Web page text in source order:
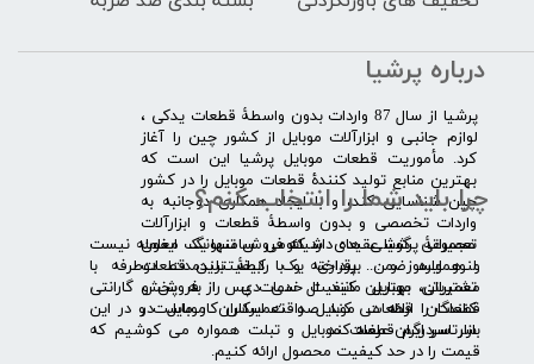
درباره پرشیا
​پرشیا از سال 87 واردات بدون واسطۀ قطعات یدکی ،
لوازم جانبی و ابزارآلات موبایل از کشور چین را آغاز
کرد. مأموریت قطعات موبایل پرشیا این است که
بهترین منابع تولید کنندۀ قطعات موبایل را در کشور
چین شناسایی کند، و با ایجاد همکاری دوجانبه به
واردات تخصصی و بدون واسطۀ قطعات و ابزارآلات
تعمیراتی گوشی های شیائومی سامسونگ ایفون
لنوو ایسوز و .... پرداخته و با کیفیت­ترین قطعات
تعمیراتی موبایل مانند ال سی دی را به پخش
کنندگان قطعات موبایل و تعمیرکاران موبایل در
سرتاسر ایران عرضه کند.
چرا باید شما را انتخاب کنم؟
​​ ​مجموعۀ پرشیا عقیده دارد که فروش تنها یک معامله نیست
و همواره ضمن برقراری یک رابطۀ بلندمدت دوطرفه با
مشتریان، بهترین کیفیت خدمات پس از فروش و گارانتی
قطعات را ارائه می­ کند. صداقت اساس کار ماست و در این
بازار سردرگم قطعات موبایل و تبلت همواره می کوشیم که
قیمت را در حد کیفیت محصول ارائه کنیم.